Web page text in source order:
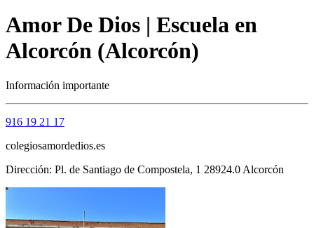
Amor De Dios | Escuela en
Alcorcón (Alcorcón)
Información importante
916 19 21 17
colegiosamordedios.es
Dirección: Pl. de Santiago de Compostela, 1 28924.0 Alcorcón